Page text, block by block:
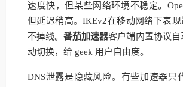
速度快，但某些网络环境不稳定。
但延迟稍高。IKEv2在移动网络下表现
不掉线。番茄加速器客户端内置协议
动切换，给 geek 用户自由度。
DNS泄露是隐藏风险。有些加速器只